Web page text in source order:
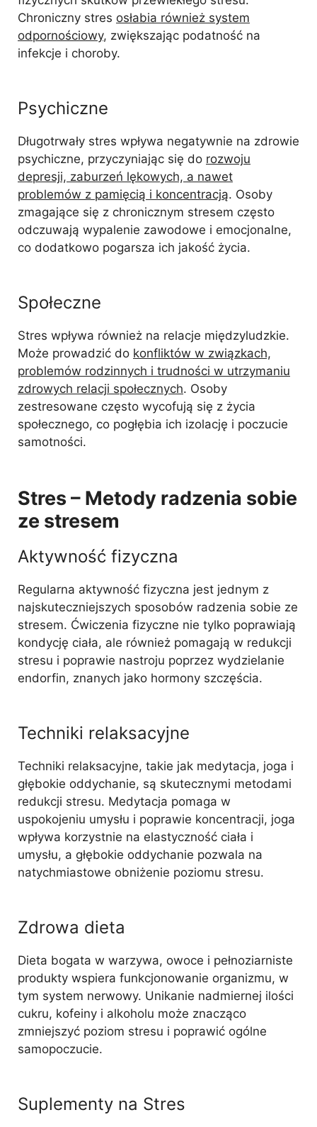
Chroniczny stres osłabia również system
odpornościowy, zwiększając podatność na
infekcje i choroby.
Psychiczne
Długotrwały stres wpływa negatywnie na zdrowie
psychiczne, przyczyniając się do rozwoju
depresji, zaburzeń lękowych, a nawet
problemów z pamięcią i koncentracją. Osoby
zmagające się z chronicznym stresem często
odczuwają wypalenie zawodowe i emocjonalne,
co dodatkowo pogarsza ich jakość życia.
Społeczne
Stres wpływa również na relacje międzyludzkie.
Może prowadzić do konfliktów w związkach,
problemów rodzinnych i trudności w utrzymaniu
zdrowych relacji społecznych. Osoby
zestresowane często wycofują się z życia
społecznego, co pogłębia ich izolację i poczucie
samotności.
Stres – Metody radzenia sobie
ze stresem
Aktywność fizyczna
Regularna aktywność fizyczna jest jednym z
najskuteczniejszych sposobów radzenia sobie ze
stresem. Ćwiczenia fizyczne nie tylko poprawiają
kondycję ciała, ale również pomagają w redukcji
stresu i poprawie nastroju poprzez wydzielanie
endorfin, znanych jako hormony szczęścia.
Techniki relaksacyjne
Techniki relaksacyjne, takie jak medytacja, joga i
głębokie oddychanie, są skutecznymi metodami
redukcji stresu. Medytacja pomaga w
uspokojeniu umysłu i poprawie koncentracji, joga
wpływa korzystnie na elastyczność ciała i
umysłu, a głębokie oddychanie pozwala na
natychmiastowe obniżenie poziomu stresu.
Zdrowa dieta
Dieta bogata w warzywa, owoce i pełnoziarniste
produkty wspiera funkcjonowanie organizmu, w
tym system nerwowy. Unikanie nadmiernej ilości
cukru, kofeiny i alkoholu może znacząco
zmniejszyć poziom stresu i poprawić ogólne
samopoczucie.
Suplementy na Stres